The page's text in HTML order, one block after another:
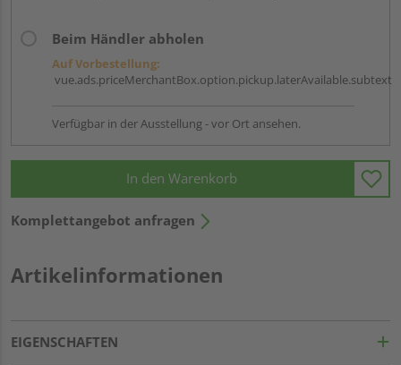
Beim Händler abholen
Auf Vorbestellung:
vue.ads.priceMerchantBox.option.pickup.laterAvailable.subtext
Verfügbar in der Ausstellung - vor Ort ansehen.
In den Warenkorb
Komplettangebot anfragen
Artikelinformationen
EIGENSCHAFTEN